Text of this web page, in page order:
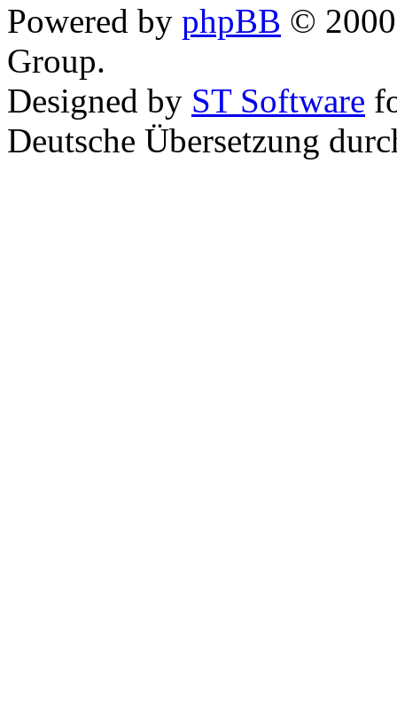
Powered by phpBB ©
Group.
Designed by ST Software
Deutsche Übersetzung